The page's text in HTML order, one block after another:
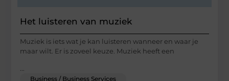
Het luisteren van muziek
Muziek is iets wat je kan luisteren wanneer en waar je
maar wilt. Er is zoveel keuze. Muziek heeft een
Business / Business Services